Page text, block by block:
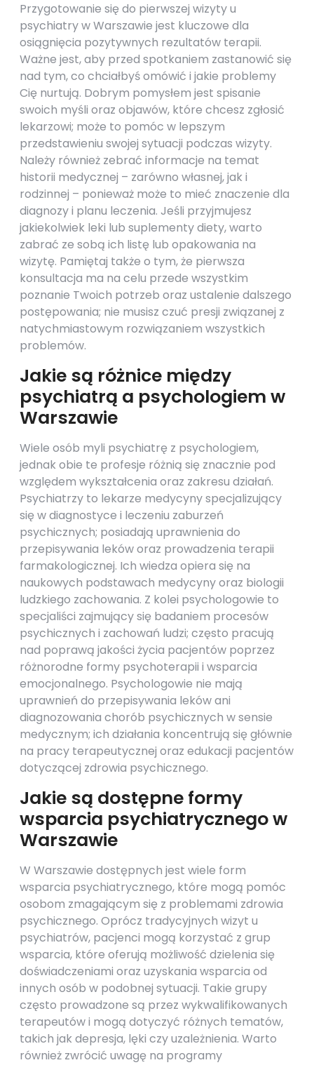
Przygotowanie się do pierwszej wizyty u
psychiatry w Warszawie jest kluczowe dla
osiągnięcia pozytywnych rezultatów terapii.
Ważne jest, aby przed spotkaniem zastanowić się
nad tym, co chciałbyś omówić i jakie problemy
Cię nurtują. Dobrym pomysłem jest spisanie
swoich myśli oraz objawów, które chcesz zgłosić
lekarzowi; może to pomóc w lepszym
przedstawieniu swojej sytuacji podczas wizyty.
Należy również zebrać informacje na temat
historii medycznej – zarówno własnej, jak i
rodzinnej – ponieważ może to mieć znaczenie dla
diagnozy i planu leczenia. Jeśli przyjmujesz
jakiekolwiek leki lub suplementy diety, warto
zabrać ze sobą ich listę lub opakowania na
wizytę. Pamiętaj także o tym, że pierwsza
konsultacja ma na celu przede wszystkim
poznanie Twoich potrzeb oraz ustalenie dalszego
postępowania; nie musisz czuć presji związanej z
natychmiastowym rozwiązaniem wszystkich
problemów.
Jakie są różnice między
psychiatrą a psychologiem w
Warszawie
Wiele osób myli psychiatrę z psychologiem,
jednak obie te profesje różnią się znacznie pod
względem wykształcenia oraz zakresu działań.
Psychiatrzy to lekarze medycyny specjalizujący
się w diagnostyce i leczeniu zaburzeń
psychicznych; posiadają uprawnienia do
przepisywania leków oraz prowadzenia terapii
farmakologicznej. Ich wiedza opiera się na
naukowych podstawach medycyny oraz biologii
ludzkiego zachowania. Z kolei psychologowie to
specjaliści zajmujący się badaniem procesów
psychicznych i zachowań ludzi; często pracują
nad poprawą jakości życia pacjentów poprzez
różnorodne formy psychoterapii i wsparcia
emocjonalnego. Psychologowie nie mają
uprawnień do przepisywania leków ani
diagnozowania chorób psychicznych w sensie
medycznym; ich działania koncentrują się głównie
na pracy terapeutycznej oraz edukacji pacjentów
dotyczącej zdrowia psychicznego.
Jakie są dostępne formy
wsparcia psychiatrycznego w
Warszawie
W Warszawie dostępnych jest wiele form
wsparcia psychiatrycznego, które mogą pomóc
osobom zmagającym się z problemami zdrowia
psychicznego. Oprócz tradycyjnych wizyt u
psychiatrów, pacjenci mogą korzystać z grup
wsparcia, które oferują możliwość dzielenia się
doświadczeniami oraz uzyskania wsparcia od
innych osób w podobnej sytuacji. Takie grupy
często prowadzone są przez wykwalifikowanych
terapeutów i mogą dotyczyć różnych tematów,
takich jak depresja, lęki czy uzależnienia. Warto
również zwrócić uwagę na programy